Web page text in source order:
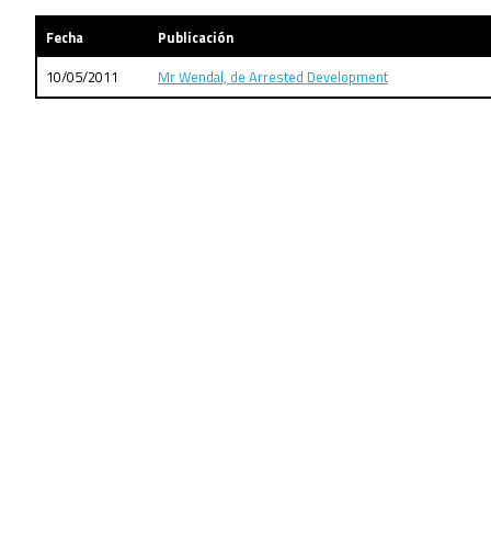
Fecha
Publicación
10/05/2011
Mr Wendal, de Arrested Development